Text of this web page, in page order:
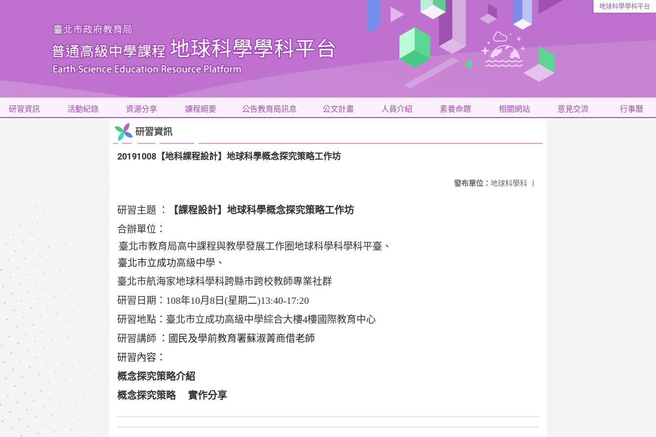
地球科學學科平台
研習資訊 活動紀錄 資源分享 課程綱要 公告教育局訊息 公文計畫 人員介紹 素養命題 相關網站 意見交流 行事曆
研習資訊
20191008【地科課程設計】地球科學概念探究策略工作坊
發布單位： 地球科學科 |
研習主題 ：
【課程設計】地球科學概念探究策略工作坊
合辦單位：
臺北市教育局高中課程與教學發展工作圈地球科學科學科平臺、
臺北市立成功高級中學、
臺北市航海家地球科學科跨縣市跨校教師專業社群
研習日期：108年10月8日(星期二)13:40-17:20
研習地點：臺北市立成功高級中學綜合大樓4樓國際教育中心
研習講師 ： 國民及學前教育署蘇淑菁商借老師
研習內容：
概念探究策略介紹
概念探究策略 實作分享